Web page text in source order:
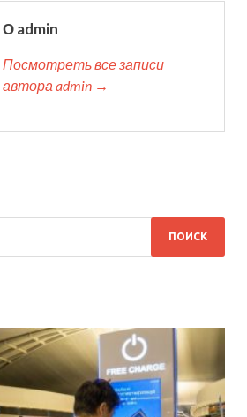
О admin
Посмотреть все записи
автора admin →